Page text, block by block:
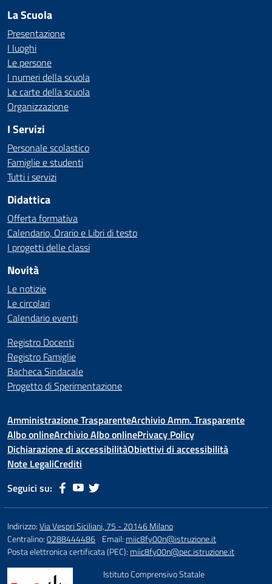
La Scuola
Presentazione
I luoghi
Le persone
I numeri della scuola
Le carte della scuola
Organizzazione
I Servizi
Personale scolastico
Famiglie e studenti
Tutti i servizi
Didattica
Offerta formativa
Calendario, Orario e Libri di testo
I progetti delle classi
Novità
Le notizie
Le circolari
Calendario eventi
Registro Docenti
Registro Famiglie
Bacheca Sindacale
Progetto di Sperimentazione
Amministrazione TrasparenteArchivio Amm. Trasparente
Albo onlineArchivio Albo onlinePrivacy Policy
Dichiarazione di accessibilitàObiettivi di accessibilità
Note LegaliCrediti
Seguici su:
Indirizzo:Via Vespri Siciliani, 75 - 20146 Milano
Centralino:0288444486 Email: miic8fy00n@istruzione.it
Posta elettronica certificata (PEC): miic8fy00n@pec.istruzione.it
Istituto Comprensivo Statale